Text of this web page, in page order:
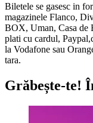
Biletele se gasesc in
magazinele Flanco,
BOX, Uman, Casa de
plati cu cardul,
la Vodafone sau
tara.
Grăbește-te!